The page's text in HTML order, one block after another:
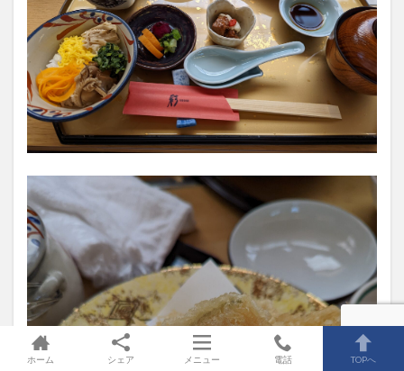
ホーム シェア メニュー 電話 TOPへ